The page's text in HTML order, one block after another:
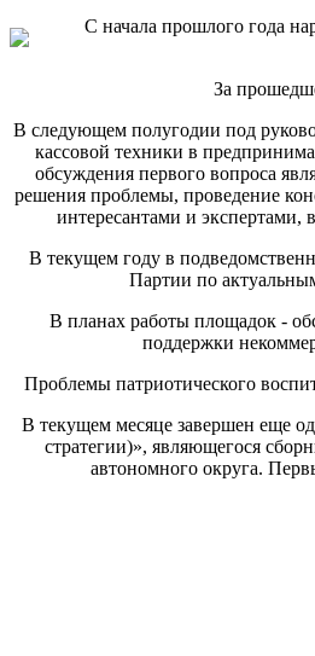
С начала прошлого года
За
В следующем полугодии под
кассовой техники в
обсуждения первого вопроса
решения проблемы, проведение
интересантами и
В текущем году в
Партии по
В планах работы площадок -
поддержки
Проблемы патриотического
В текущем месяце завершен еще
стратегии)», являющегося
автономного округа.